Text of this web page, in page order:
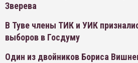
Зверева
В Туве члены ТИК и УИК
выборов в Госдуму
Один из двойников Бориса